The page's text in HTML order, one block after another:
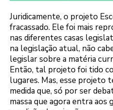
Juridicamente, o projeto
fracassado. Ele foi mais
nas diferentes casas
na legislação atual, não
legislar sobre a matéria
Então, tal projeto foi tido
lugares. Mas, esse projeto
medida que, só por ser
massa que agora entra aos